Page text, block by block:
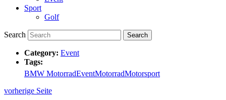
Sport
Golf
Search
Category: Event
Tags:
BMW MotorradEventMotorradMotorsport
vorherige Seite